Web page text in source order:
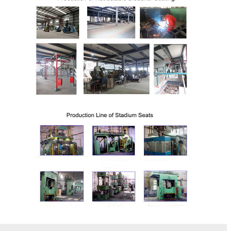
PRIVACY
POLICY